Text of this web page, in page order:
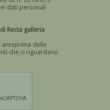
miei dati personali
anteprima delle
che ci riguardano